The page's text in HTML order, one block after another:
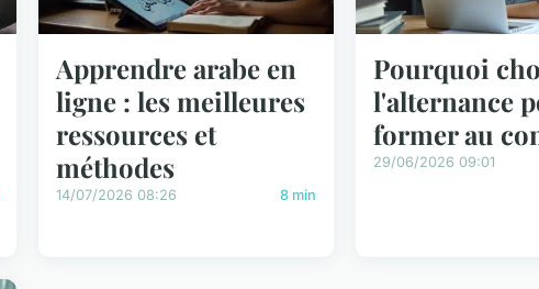
Apprendre arabe en
ligne : les meilleures
ressources et
méthodes
14/07/2026 08:26 8 min
Pourquoi
l'alternance
former au
29/06/2026 09:01